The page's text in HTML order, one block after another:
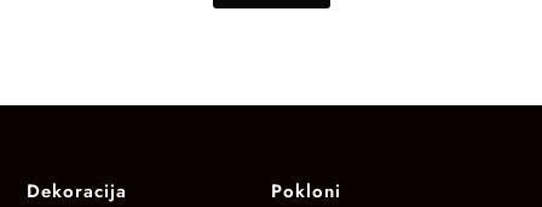
Dekoracija Pokloni